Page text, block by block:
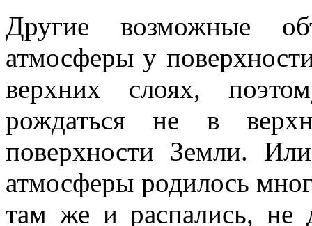
Другие возможные
атмосферы у
верхних слоях,
рождаться не в
поверхности Земли.
атмосферы родилось
там же и распались, не